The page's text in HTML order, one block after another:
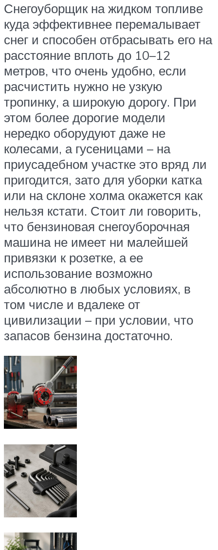
Снегоуборщик на жидком топливе
куда эффективнее перемалывает
снег и способен отбрасывать его на
расстояние вплоть до 10–12
метров, что очень удобно, если
расчистить нужно не узкую
тропинку, а широкую дорогу. При
этом более дорогие модели
нередко оборудуют даже не
колесами, а гусеницами – на
приусадебном участке это вряд ли
пригодится, зато для уборки катка
или на склоне холма окажется как
нельзя кстати. Стоит ли говорить,
что бензиновая снегоуборочная
машина не имеет ни малейшей
привязки к розетке, а ее
использование возможно
абсолютно в любых условиях, в
том числе и вдалеке от
цивилизации – при условии, что
запасов бензина достаточно.